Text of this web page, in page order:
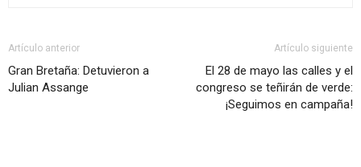
Artículo anterior
Gran Bretaña: Detuvieron a
Julian Assange
Artículo siguiente
El 28 de mayo las calles y el
congreso se teñirán de verde:
¡Seguimos en campaña!